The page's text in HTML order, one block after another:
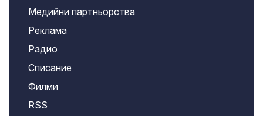
Медийни партньорства
Реклама
Радио
Списание
Филми
RSS